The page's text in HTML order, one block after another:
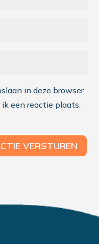
in deze browser
een reactie plaats.
VERSTUREN